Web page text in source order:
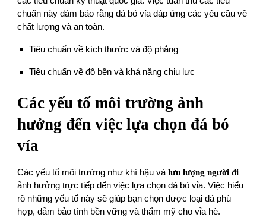
chuẩn này đảm bảo rằng đá bó vỉa đáp ứng các yêu cầu về
chất lượng và an toàn.
Tiêu chuẩn về kích thước và độ phẳng
Tiêu chuẩn về độ bền và khả năng chịu lực
Các yếu tố môi trường ảnh
hưởng đến việc lựa chọn đá bó
vỉa
Các yếu tố môi trường như khí hậu vàlưu lượng người đi
ảnh hưởng trực tiếp đến việc lựa chọn đá bó vỉa. Việc hiểu
rõ những yếu tố này sẽ giúp bạn chọn được loại đá phù
hợp, đảm bảo tính bền vững và thẩm mỹ cho vỉa hè.